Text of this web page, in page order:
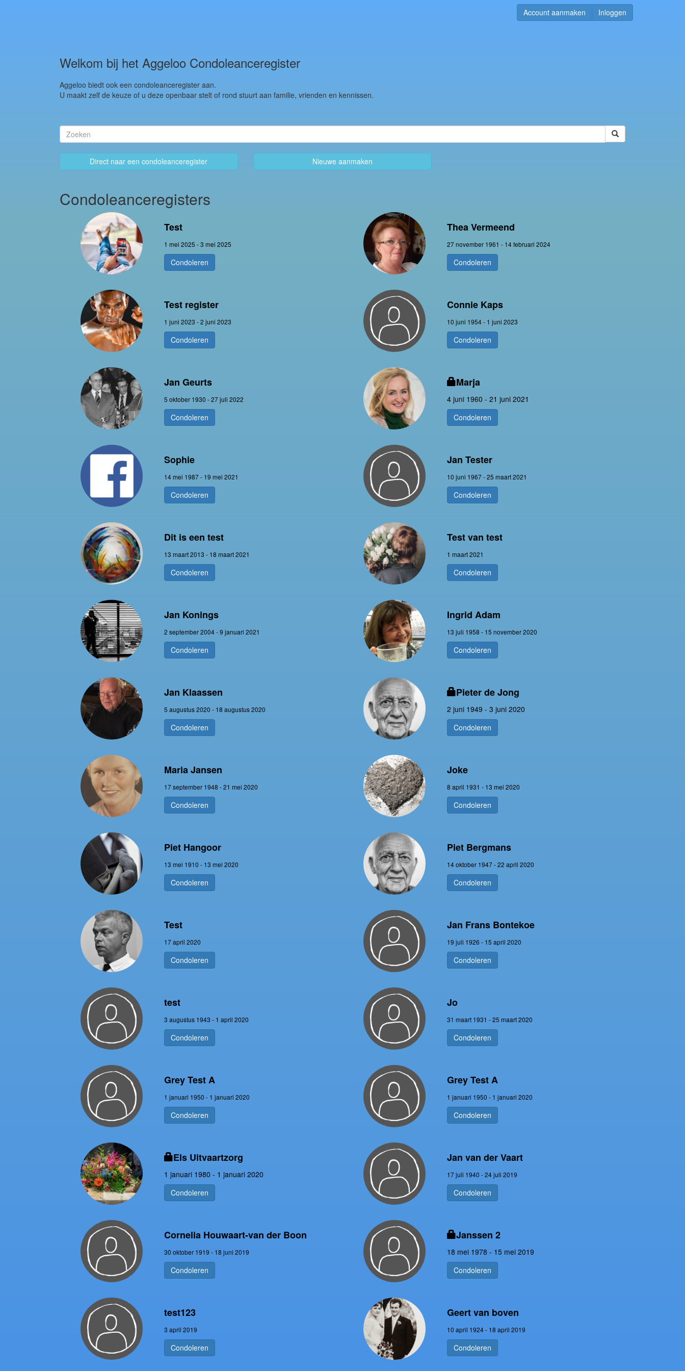
Account aanmaken Inloggen
Welkom bij het Aggeloo Condoleanceregister
Aggeloo biedt ook een condoleanceregister aan.
U maakt zelf de keuze of u deze openbaar stelt of rond stuurt aan familie, vrienden en kennissen.
Direct naar een condoleanceregister Nieuwe aanmaken
Condoleanceregisters
Test
1 mei 2025 - 3 mei 2025
Condoleren
Thea Vermeend
27 november 1961 - 14 februari 2024
Condoleren
Test register
1 juni 2023 - 2 juni 2023
Condoleren
Connie Kaps
10 juni 1954 - 1 juni 2023
Condoleren
Jan Geurts
5 oktober 1930 - 27 juli 2022
Condoleren
Marja
4 juni 1960 - 21 juni 2021
Condoleren
Sophie
14 mei 1987 - 19 mei 2021
Condoleren
Jan Tester
10 juni 1967 - 25 maart 2021
Condoleren
Dit is een test
13 maart 2013 - 18 maart 2021
Condoleren
Test van test
1 maart 2021
Condoleren
Jan Konings
2 september 2004 - 9 januari 2021
Condoleren
Ingrid Adam
13 juli 1958 - 15 november 2020
Condoleren
Jan Klaassen
5 augustus 2020 - 18 augustus 2020
Condoleren
Pieter de Jong
2 juni 1949 - 3 juni 2020
Condoleren
Maria Jansen
17 september 1948 - 21 mei 2020
Condoleren
Joke
8 april 1931 - 13 mei 2020
Condoleren
Piet Hangoor
13 mei 1910 - 13 mei 2020
Condoleren
Piet Bergmans
14 oktober 1947 - 22 april 2020
Condoleren
Test
17 april 2020
Condoleren
Jan Frans Bontekoe
19 juli 1926 - 15 april 2020
Condoleren
test
3 augustus 1943 - 1 april 2020
Condoleren
Jo
31 maart 1931 - 25 maart 2020
Condoleren
Grey Test A
1 januari 1950 - 1 januari 2020
Condoleren
Grey Test A
1 januari 1950 - 1 januari 2020
Condoleren
Els Uitvaartzorg
1 januari 1980 - 1 januari 2020
Condoleren
Jan van der Vaart
17 juli 1940 - 24 juli 2019
Condoleren
Cornelia Houwaart-van der Boon
30 oktober 1919 - 18 juni 2019
Condoleren
Janssen 2
18 mei 1978 - 15 mei 2019
Condoleren
test123
3 april 2019
Condoleren
Geert van boven
10 april 1924 - 18 april 2019
Condoleren